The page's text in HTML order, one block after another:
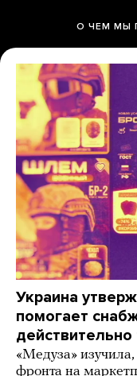
О ЧЕМ МЫ
Украина
помогает
действительно
«Медуза»
фронта на